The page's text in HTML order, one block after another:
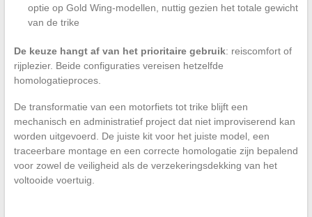
optie op Gold Wing-modellen, nuttig gezien het totale gewicht
van de trike
De keuze hangt af van het prioritaire gebruik: reiscomfort of
rijplezier. Beide configuraties vereisen hetzelfde
homologatieproces.
De transformatie van een motorfiets tot trike blijft een
mechanisch en administratief project dat niet improviserend kan
worden uitgevoerd. De juiste kit voor het juiste model, een
traceerbare montage en een correcte homologatie zijn bepalend
voor zowel de veiligheid als de verzekeringsdekking van het
voltooide voertuig.